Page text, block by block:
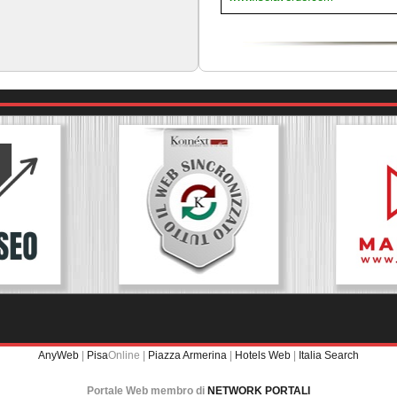
AnyWeb | PisaOnline | Piazza Armerina | Hotels Web | Italia Search
Portale Web membro di NETWORK PORTALI